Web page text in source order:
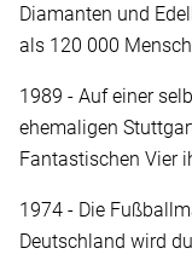
Diamanten und
als 120 000
1989 - Auf einer
ehemaligen
Fantastischen Vier
1974 - Die
Deutschland wird